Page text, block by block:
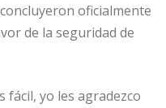
oficialmente
de la seguridad de
fácil, yo les agradezco